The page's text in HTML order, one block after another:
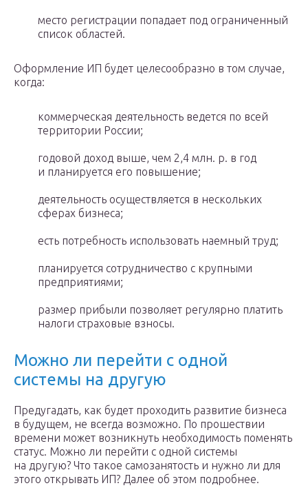
место регистрации попадает под ограниченный
список областей.
Оформление ИП будет целесообразно в том случае,
когда:
коммерческая деятельность ведется по всей
территории России;
годовой доход выше, чем 2,4 млн. р. в год
и планируется его повышение;
деятельность осуществляется в нескольких
сферах бизнеса;
есть потребность использовать наемный труд;
планируется сотрудничество с крупными
предприятиями;
размер прибыли позволяет регулярно платить
налоги страховые взносы.
Можно ли перейти с одной
системы на другую
Предугадать, как будет проходить развитие бизнеса
в будущем, не всегда возможно. По прошествии
времени может возникнуть необходимость поменять
статус. Можно ли перейти с одной системы
на другую? Что такое самозанятость и нужно ли для
этого открывать ИП? Далее об этом подробнее.